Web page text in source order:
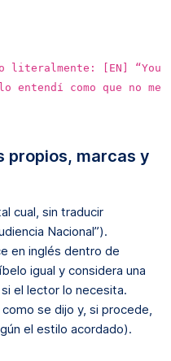
literalmente: [EN] “You
entendí como que no me
propios, marcas y
cual, sin traducir
Nacional”).
en inglés dentro de
igual y considera una
el lector lo necesita.
se dijo y, si procede,
el estilo acordado).